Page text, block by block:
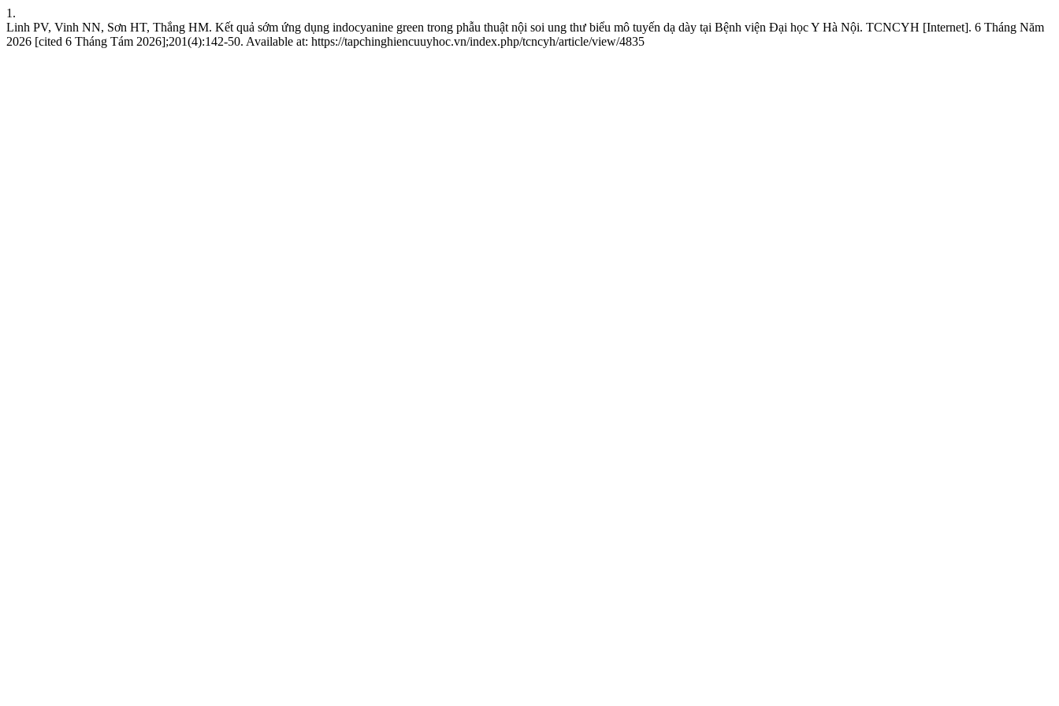
1.
Linh PV, Vinh NN, Sơn HT, Thắng HM. Kết quả sớm ứng dụng indocyanine green trong phẫu thuật nội soi ung thư biểu mô tuyến dạ dày tại Bệnh viện Đại học Y Hà Nội. TCNCYH [Internet]. 6 Tháng Năm
2026 [cited 6 Tháng Tám 2026];201(4):142-50. Available at: https://tapchinghiencuuyhoc.vn/index.php/tcncyh/article/view/4835